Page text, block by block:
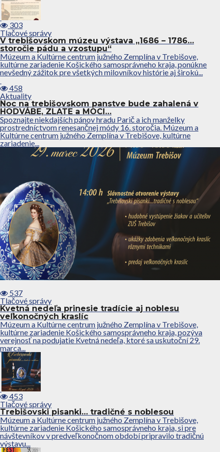
303
Tlačové správy
V trebišovskom múzeu výstava „1686 – 1786…
storočie pádu a vzostupu“
Múzeum a Kultúrne centrum južného Zemplína v Trebišove,
kultúrne zariadenie Košického samosprávneho kraja, ponúkne
nevšedný zážitok pre všetkých milovníkov histórie aj širokú...
458
Aktuality
Noc na trebišovskom panstve bude zahalená v
HODVÁBE, ZLATE a MOCI…
Spoznajte niekdajších pánov hradu Parič a ich manželky
prostredníctvom renesančnej módy 16. storočia. Múzeum a
Kultúrne centrum južného Zemplína v Trebišove, kultúrne
zariadenie...
537
Tlačové správy
Kvetná nedeľa prinesie tradície aj noblesu
veľkonočných kraslíc
Múzeum a Kultúrne centrum južného Zemplína v Trebišove,
kultúrne zariadenie Košického samosprávneho kraja, pozýva
verejnosť na podujatie Kvetná nedeľa, ktoré sa uskutoční 29.
marca...
453
Tlačové správy
Trebišovski pisanki… tradičné s noblesou
Múzeum a Kultúrne centrum južného Zemplína v Trebišove,
kultúrne zariadenie Košického samosprávneho kraja, si pre
návštevníkov v predveľkonočnom období pripravilo tradičnú
výstavu...